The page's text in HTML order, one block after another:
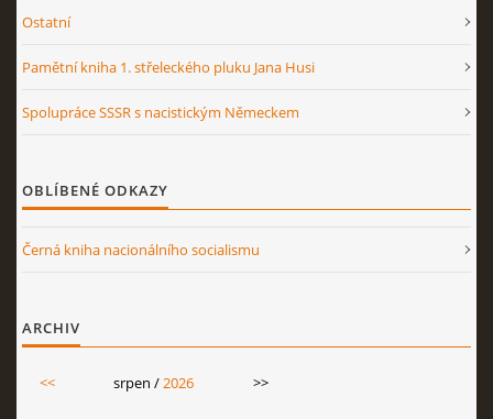
Ostatní
Pamětní kniha 1. střeleckého pluku Jana Husi
Spolupráce SSSR s nacistickým Německem
OBLÍBENÉ ODKAZY
Černá kniha nacionálního socialismu
ARCHIV
<< srpen /2026 >>